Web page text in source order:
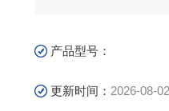
产品型号：
更新时间： 2026-08-02